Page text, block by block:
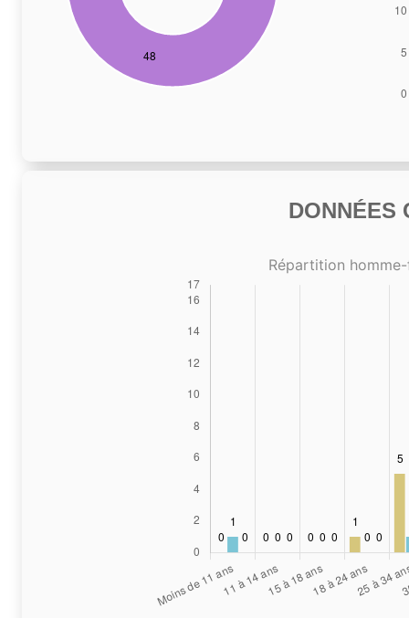
DONNÉES
Répartition